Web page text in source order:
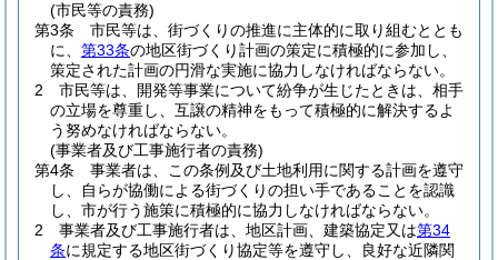
(市民等の責務)
第3条
市民等は、街づくりの推進に主体的に取り組むととも
に、 第33条の地区街づくり計画の策定に積極的に参加し、
策定された計画の円滑な実施に協力しなければならない。
2
市民等は、開発等事業について紛争が生じたときは、相手
の立場を尊重し、互譲の精神をもって積極的に解決するよ
う努めなければならない。
(事業者及び工事施行者の責務)
第4条
事業者は、この条例及び土地利用に関する計画を遵守
し、自らが協働による街づくりの担い手であることを認識
し、市が行う施策に積極的に協力しなければならない。
2
事業者及び工事施行者は、地区計画、建築協定又は第34
条に規定する地区街づくり協定等を遵守し、良好な近隣関